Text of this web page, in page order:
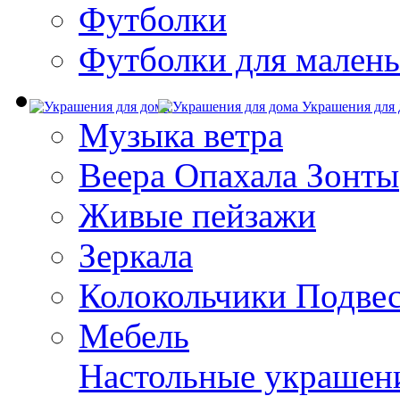
Футболки
Футболки для
Украшения для
Музыка ветра
Веера Опахала Зонты
Живые пейзажи
Зеркала
Колокольчики
Мебель
Настольные